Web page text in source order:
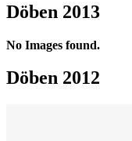
Döben 2013
No Images found.
Döben 2012